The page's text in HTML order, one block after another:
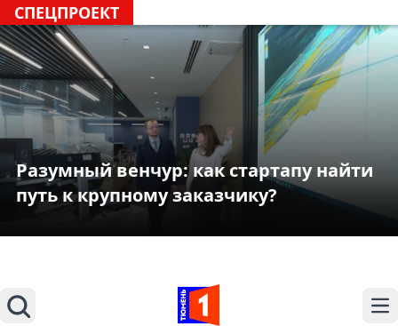
СПЕЦПРОЕКТ
Разумный венчур: как стартапу найти
путь к крупному заказчику?
Поиск